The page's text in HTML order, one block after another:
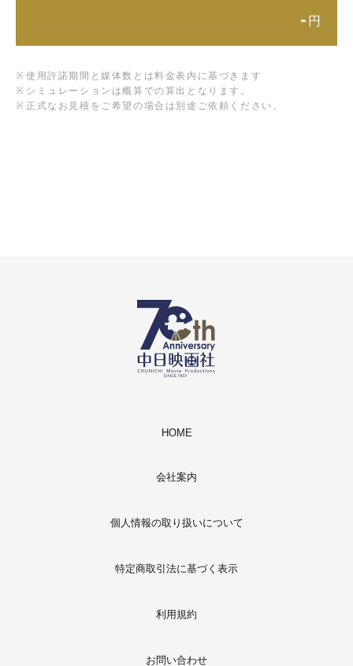
- 円
※ 使用許諾期間と媒体数とは料金表内に基づきます
※ シミュレーションは概算での算出となります。
※ 正式なお見積をご希望の場合は別途ご依頼ください。
HOME
会社案内
個人情報の取り扱いについて
特定商取引法に基づく表示
利用規約
お問い合わせ